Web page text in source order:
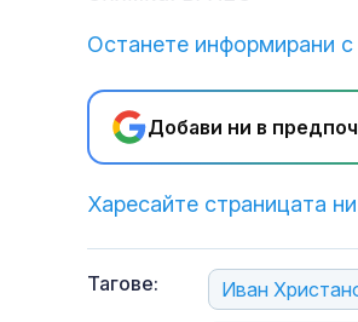
Останете информирани с
Добави ни в
Харесайте страницата
Тагове: Иван